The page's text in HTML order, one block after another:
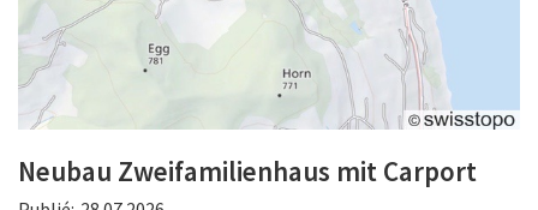
Neubau Zweifamilienhaus mit Carport